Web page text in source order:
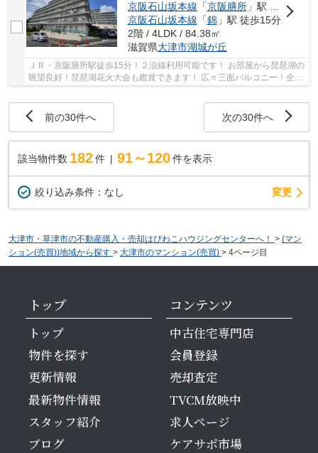
京阪石山坂本線 「京阪膳所」駅 徒歩15分
京阪石山坂本線 「錦」駅 徒歩15分
2階 / 4LDK / 84.38㎡
滋賀県大津市湖城が丘
ＪＲ・京阪膳所駅徒歩15分！２沿線利用可能です！ お部屋から琵琶湖の
眺望良好！琵琶湖花火大会も鑑賞できます！ 広々三面バルコニー！全居
前の30件へ 次の30件へ
該当物件数 182件 91～120 件を表示
絞り込み条件： なし 変更
大津市・草津市の不動産購入・売却はびわこハウジングセンターへ！ > (マン
ション(売買))地域から探す > 大津市のマンション(売買) > 4ページ目
トップ
トップ
物件を探す
更新情報
最新物件情報
スタッフ紹介
ブログ
コンテンツ
中古住宅専門店
会員登録
売却査定
TVCM放映中
求人ページ
ケアサポ市場